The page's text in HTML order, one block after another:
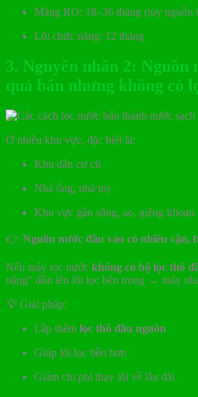
Màng RO: 18–36 tháng (tùy nguồn
Lõi chức năng: 12 tháng
3. Nguyên nhân 2: Nguồn
quá bẩn nhưng không có
Ở nhiều khu vực, đặc biệt là:
Khu dân cư cũ
Nhà ống, nhà trọ
Khu vực gần sông, ao, giếng khoan
👉 Nguồn nước đầu vào có nhiều cặn,
Nếu máy lọc nước không có bộ lọc thô
nặng” dồn lên lõi lọc bên trong → máy
💡 Giải pháp:
Lắp thêm lọc thô đầu nguồn
Giúp lõi lọc bền hơn
Giảm chi phí thay lõi về lâu dài